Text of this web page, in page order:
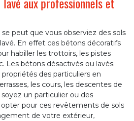
peut que vous observiez des sols
En effet ces bétons décoratifs
habiller les trottoirs, les pistes
Les bétons désactivés ou lavés
propriétés des particuliers en
les cours, les descentes de
un particulier ou des
pour ces revêtements de sols
de votre extérieur,